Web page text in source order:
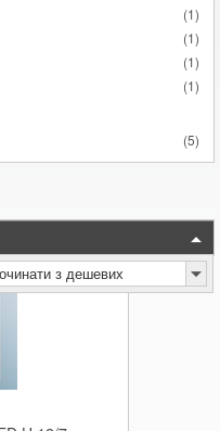
(1)
(1)
(1)
(1)
(5)
з дешевих